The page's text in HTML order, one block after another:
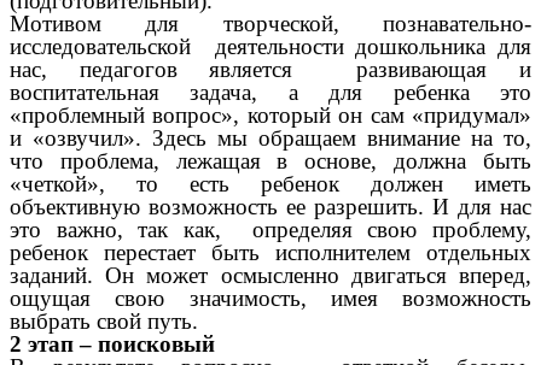
Мотивом для творческой, познавательно-
исследовательской деятельности дошкольника для
нас, педагогов является развивающая и
воспитательная задача, а для ребенка это
«проблемный вопрос», который он сам «придумал»
и «озвучил». Здесь мы обращаем внимание на то,
что проблема, лежащая в основе, должна быть
«четкой», то есть ребенок должен иметь
объективную возможность ее разрешить. И для нас
это важно, так как, определяя свою проблему,
ребенок перестает быть исполнителем отдельных
заданий. Он может осмысленно двигаться вперед,
ощущая свою значимость, имея возможность
выбрать свой путь.
2 этап – поисковый